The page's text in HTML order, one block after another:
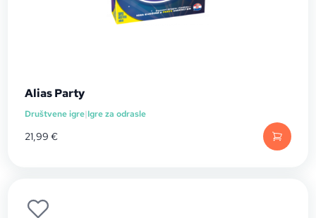
Alias Party
Društvene igre|Igre za odrasle
21,99€